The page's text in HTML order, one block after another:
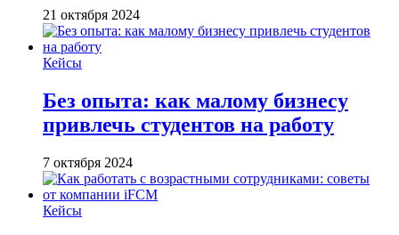
21 октября 2024
Кейсы
Без опыта: как малому бизнесу
привлечь студентов на работу
7 октября 2024
Кейсы